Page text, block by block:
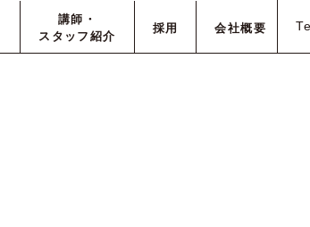
講師・
スタッフ紹介
採用 会社概要